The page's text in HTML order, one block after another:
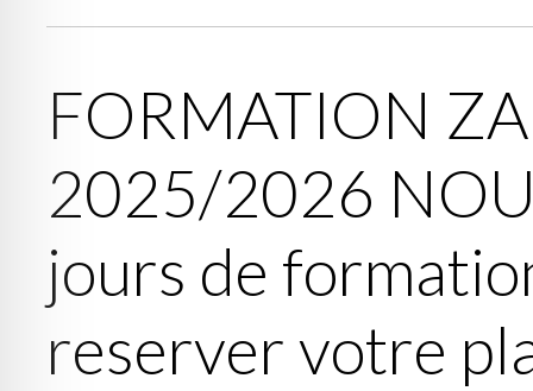
FORMATION
2025/2026
jours de
reserver votre